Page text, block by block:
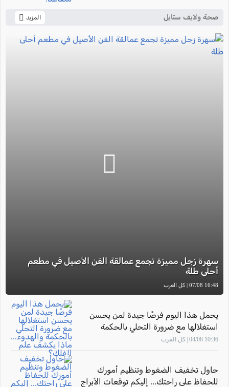
المركز الطبي زيف"
صحة ولايف ستايل المزيد
سهرة زجل مميزة تجمع عمالقة الفن الأصيل في مطعم
أحلى طلة
16:48 07/08 | كل العرب
يحمل هذا اليوم فرصًا جيدة لمن يحسن
استغلالها مع ضرورة التحلي بالحكمة
والهدوء... ماذا يكشف علم الفلك؟
10:36 04/08 | كل العرب
حاول تخفيف الضغوط وتنظيم أمورك
للحفاظ على راحتك... إليكم توقعات الأبراج